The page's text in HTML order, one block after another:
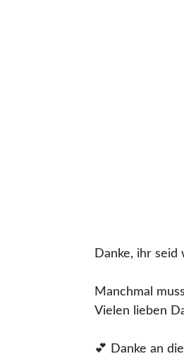
Danke, ihr seid
Manchmal
Vielen lieben
💕 Danke an